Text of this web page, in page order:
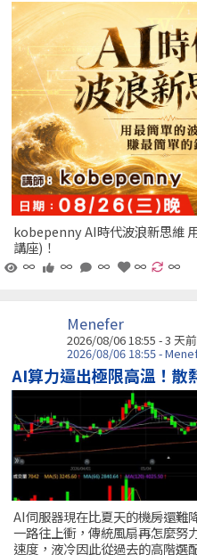
kobepenny AI時代波浪新思維
講座)！
∞
∞ ∞ ∞ ∞
Menefer
2026/08/06 18:55 - 3 天前
2026/08/06 18:55 -
AI算力逼出極限高溫！散
AI伺服器現在比夏天的機房還難
一路往上衝，傳統風扇再怎麼努
速度，液冷因此從過去的高階選